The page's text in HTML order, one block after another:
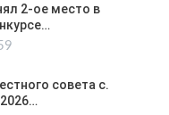
2-ое место в
совета с.